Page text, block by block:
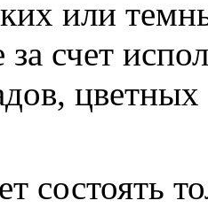
или
за счет
цветных
состоять